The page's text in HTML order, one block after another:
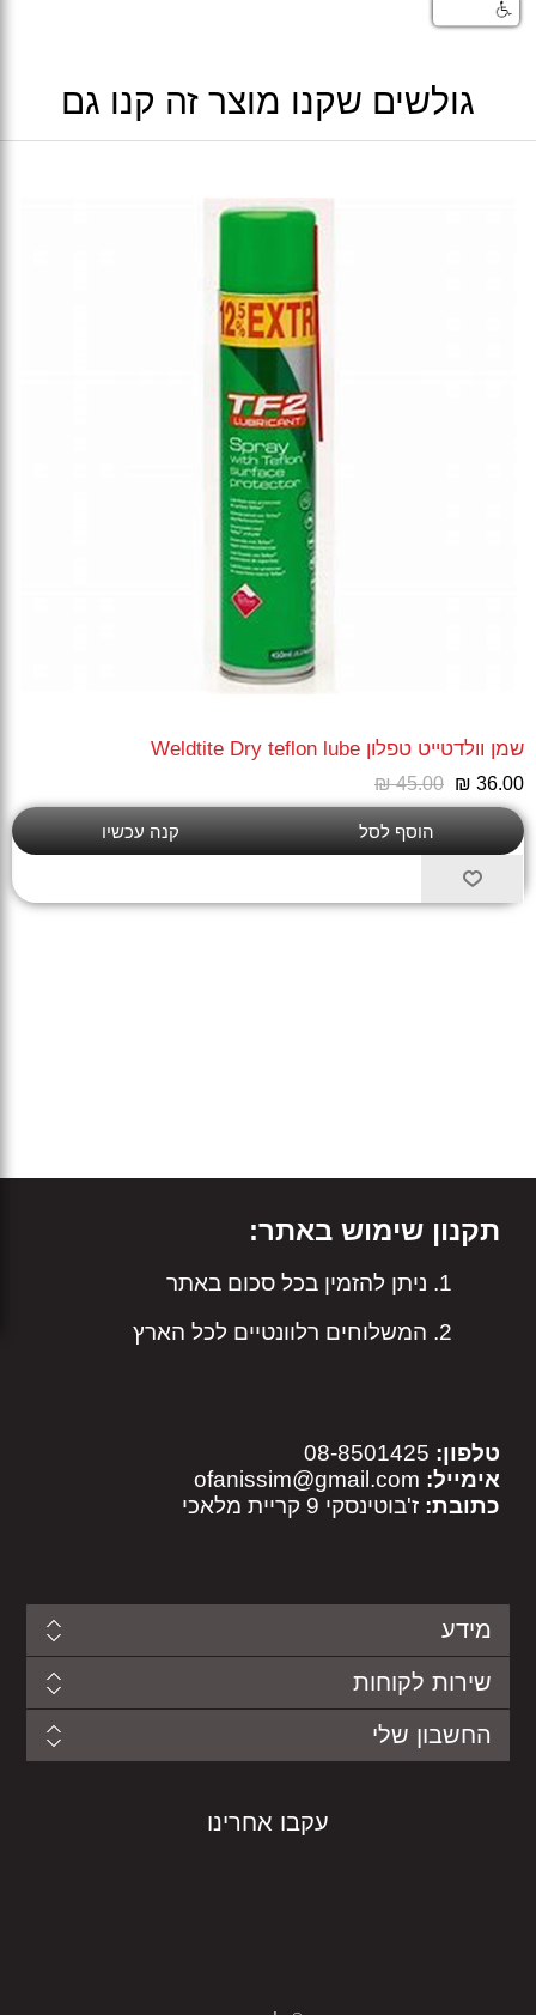
גולשים שקנו מוצר זה קנו גם
שמן וולדטייט טפלון Weldtite Dry teflon lube
₪ 45.00 ₪ 36.00
תקנון שימוש באתר:
ניתן להזמין בכל סכום באתר
המשלוחים רלוונטיים לכל הארץ
טלפון:
אימייל: ofanissim@gmail.com
כתובת: ז'בוטינסקי 9 קריית מלאכי
מידע
שירות לקוחות
החשבון שלי
עקבו אחרינו